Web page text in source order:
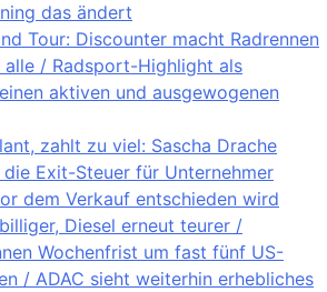
das ändert
Tour: Discounter macht Radrennen
alle / Radsport-Highlight als
aktiven und ausgewogenen
zahlt zu viel: Sascha Drache
Exit-Steuer für Unternehmer
dem Verkauf entschieden wird
Diesel erneut teurer /
Wochenfrist um fast fünf US-
/ ADAC sieht weiterhin erhebliches